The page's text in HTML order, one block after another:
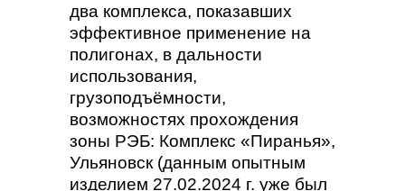
два комплекса, показавших
эффективное применение на
полигонах, в дальности
использования,
грузоподъёмности,
возможностях прохождения
зоны РЭБ: Комплекс «Пиранья»,
Ульяновск (данным опытным
изделием 27.02.2024 г. уже был